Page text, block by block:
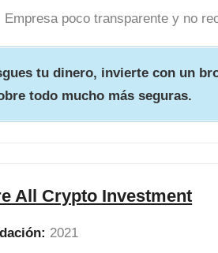
Empresa poco transparente y no
tu dinero, invierte con un
todo mucho más seguras.
All Crypto Investment
2021